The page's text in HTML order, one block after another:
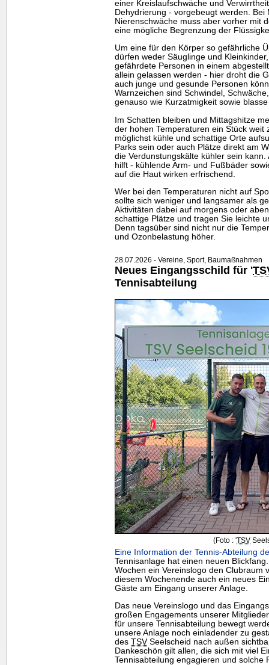
einer Kreislaufschwäche und
Dehydrierung - vorgebeugt werden.
Nierenschwäche muss aber vorher mit
eine mögliche Begrenzung der
Um eine für den Körper so gefährliche
dürfen weder Säuglinge und
gefährdete Personen in einem
allein gelassen werden - hier droht die
auch junge und gesunde Personen
Warnzeichen sind Schwindel,
genauso wie Kurzatmigkeit sowie
Im Schatten bleiben und Mittagshitze
der hohen Temperaturen ein Stück weit
möglichst kühle und schattige Orte
Parks sein oder auch Plätze direkt am
die Verdunstungskälte kühler sein
hilft - kühlende Arm- und Fußbäder
auf die Haut wirken erfrischend.
Wer bei den Temperaturen nicht auf
sollte sich weniger und langsamer als
Aktivitäten dabei auf morgens oder
schattige Plätze und tragen Sie leichte
Denn tagsüber sind nicht nur die
und Ozonbelastung höher.
28.07.2026 - Vereine, Sport, Baumaßnahmen
Neues Eingangsschild für '
Tennisabteilung
(Foto : 'TSV
Eine Information der Tennis-Abteilung
Tennisanlage hat einen neuen
Wochen ein Vereinslogo den Clubraum
diesem Wochenende auch ein neues
Gäste am Eingang unserer Anlage.
Das neue Vereinslogo und das
großen Engagements unserer
für unsere Tennisabteilung bewegt
unsere Anlage noch einladender zu
des TSVSeelscheid nach außen
Dankeschön gilt allen, die sich mit viel
Tennisabteilung engagieren und solche